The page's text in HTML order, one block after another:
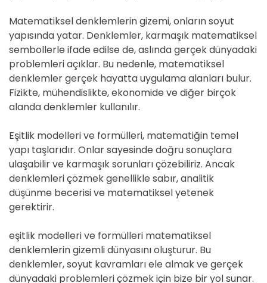
Matematiksel denklemlerin gizemi, onların soyut
yapısında yatar. Denklemler, karmaşık matematiksel
sembollerle ifade edilse de, aslında gerçek dünyadaki
problemleri açıklar. Bu nedenle, matematiksel
denklemler gerçek hayatta uygulama alanları bulur.
Fizikte, mühendislikte, ekonomide ve diğer birçok
alanda denklemler kullanılır.
Eşitlik modelleri ve formülleri, matematiğin temel
yapı taşlarıdır. Onlar sayesinde doğru sonuçlara
ulaşabilir ve karmaşık sorunları çözebiliriz. Ancak
denklemleri çözmek genellikle sabır, analitik
düşünme becerisi ve matematiksel yetenek
gerektirir.
eşitlik modelleri ve formülleri matematiksel
denklemlerin gizemli dünyasını oluşturur. Bu
denklemler, soyut kavramları ele almak ve gerçek
dünyadaki problemleri çözmek için bize bir yol sunar.